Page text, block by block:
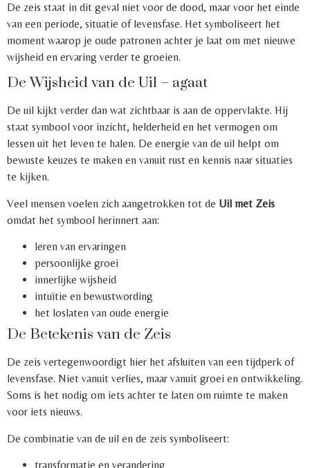
De zeis staat in dit geval niet voor de dood, maar voor het einde
van een periode, situatie of levensfase. Het symboliseert het
moment waarop je oude patronen achter je laat om met nieuwe
wijsheid en ervaring verder te groeien.
De Wijsheid van de Uil – agaat
De uil kijkt verder dan wat zichtbaar is aan de oppervlakte. Hij
staat symbool voor inzicht, helderheid en het vermogen om
lessen uit het leven te halen. De energie van de uil helpt om
bewuste keuzes te maken en vanuit rust en kennis naar situaties
te kijken.
Veel mensen voelen zich aangetrokken tot de Uil met Zeis
omdat het symbool herinnert aan:
leren van ervaringen
persoonlijke groei
innerlijke wijsheid
intuïtie en bewustwording
het loslaten van oude energie
De Betekenis van de Zeis
De zeis vertegenwoordigt hier het afsluiten van een tijdperk of
levensfase. Niet vanuit verlies, maar vanuit groei en ontwikkeling.
Soms is het nodig om iets achter te laten om ruimte te maken
voor iets nieuws.
De combinatie van de uil en de zeis symboliseert:
transformatie en verandering